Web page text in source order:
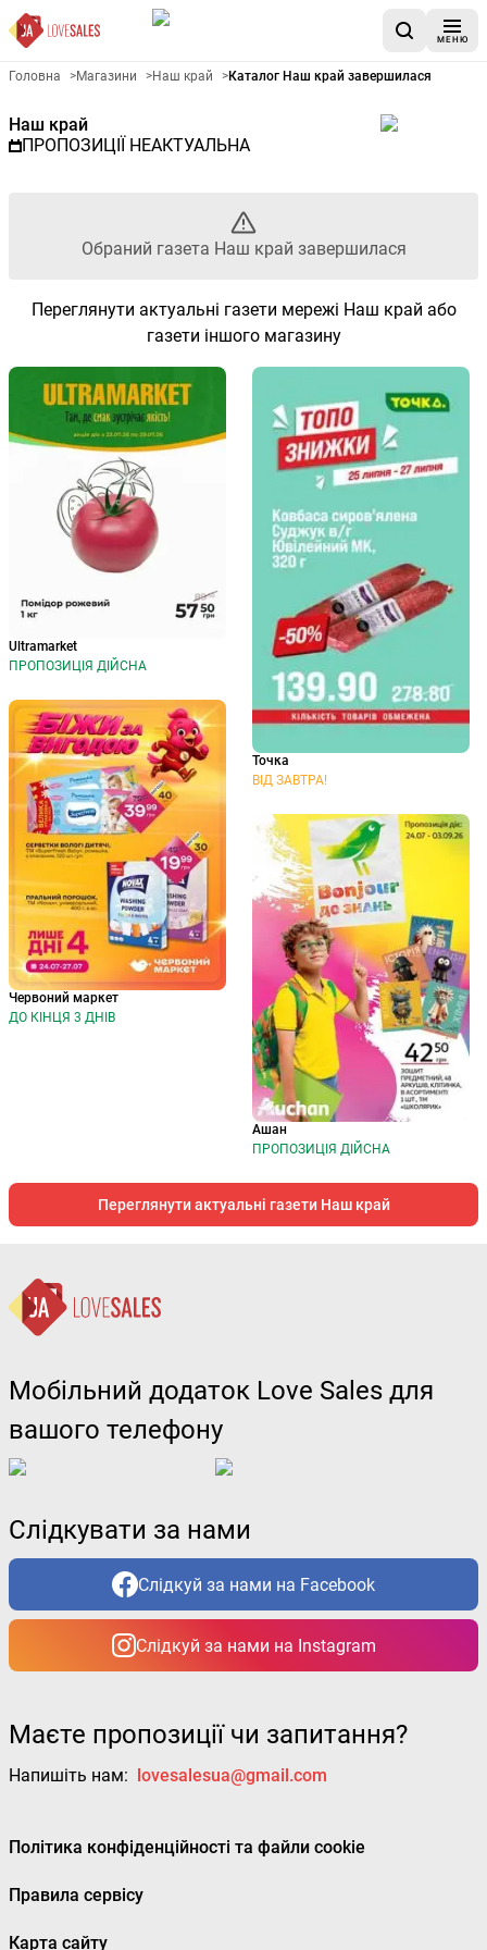
МЕНЮ
Рекламна газета Наш край -
Головна >Магазини >Наш край >Каталог Наш край завершилася
Наш край
ПРОПОЗИЦІЇ НЕАКТУАЛЬНА
Обраний газета Наш край завершилася
Переглянути актуальні газети мережі Наш край або
газети іншого магазину
Ultramarket
ПРОПОЗИЦІЯ ДІЙСНА
Червоний маркет
ДО КІНЦЯ 3 ДНІВ
Точка
ВІД ЗАВТРА!
Ашан
ПРОПОЗИЦІЯ ДІЙСНА
Переглянути актуальні газети Наш край
Мобільний додаток Love Sales для
вашого телефону
Слідкувати за нами
Слідкуй за нами на Facebook
Слідкуй за нами на Instagram
Маєте пропозиції чи запитання?
Напишіть нам: lovesalesua@gmail.com
Політика конфіденційності та файли cookie
Правила сервісу
Карта сайту